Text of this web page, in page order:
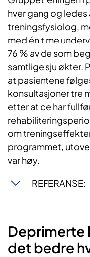
hver gang og
treningsfysiolog,
med én time
76 % av de som
samtlige sju økter.
at pasientene
konsultasjoner tre
etter at de har
om
programmet,
var høy.
REFERANSE:
Deprimerte
det bedre